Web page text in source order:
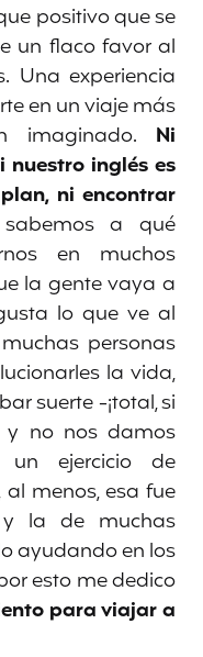
positivo que se
un flaco favor al
Una experiencia
en un viaje más
imaginado. Ni
inglés es
ni encontrar
a qué
en muchos
la gente vaya a
lo que ve al
personas
la vida,
suerte -¡total, si
no nos damos
ejercicio de
menos, esa fue
la de muchas
ayudando en los
esto me dedico
para viajar a